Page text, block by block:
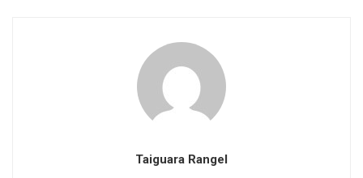
Taiguara Rangel